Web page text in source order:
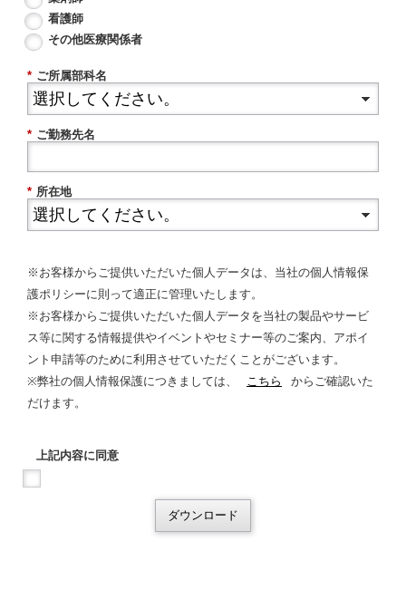
看護師
その他医療関係者
* ご所属部科名
* ご勤務先名
* 所在地
※お客様からご提供いただいた個人データは、当社の個人情報保
護ポリシーに則って適正に管理いたします。
※お客様からご提供いただいた個人データを当社の製品やサービ
ス等に関する情報提供やイベントやセミナー等のご案内、アポイ
ント申請等のために利用させていただくことがございます。
※弊社の個人情報保護につきましては、
こちら
からご確認いた
だけます。
上記内容に同意
ダウンロード